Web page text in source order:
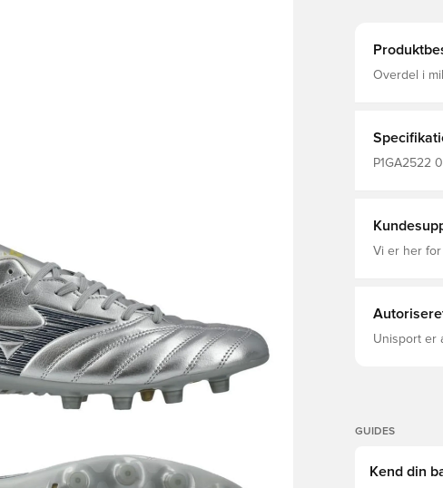
Overdel i
tilpasser sig
P1GA2522
Vi er her
Unisport er
GUIDES
Kend din